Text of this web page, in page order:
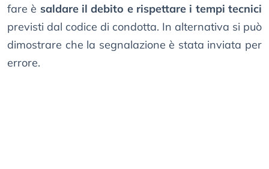
fare è saldare il debito e rispettare i tempi tecnici
previsti dal codice di condotta. In alternativa si può
dimostrare che la segnalazione è stata inviata per
errore.